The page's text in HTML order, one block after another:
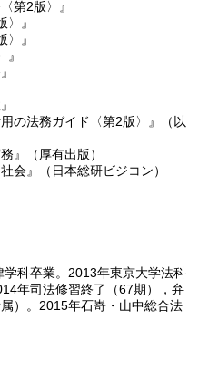
第2版〉』
〉』
〉』
の法務ガイド〈第2版〉』（以
』（厚有出版）
会』（日本総研ビジコン）
科卒業。2013年東京大学法科
年司法修習終了（67期），弁
）。2015年石嵜・山中総合法